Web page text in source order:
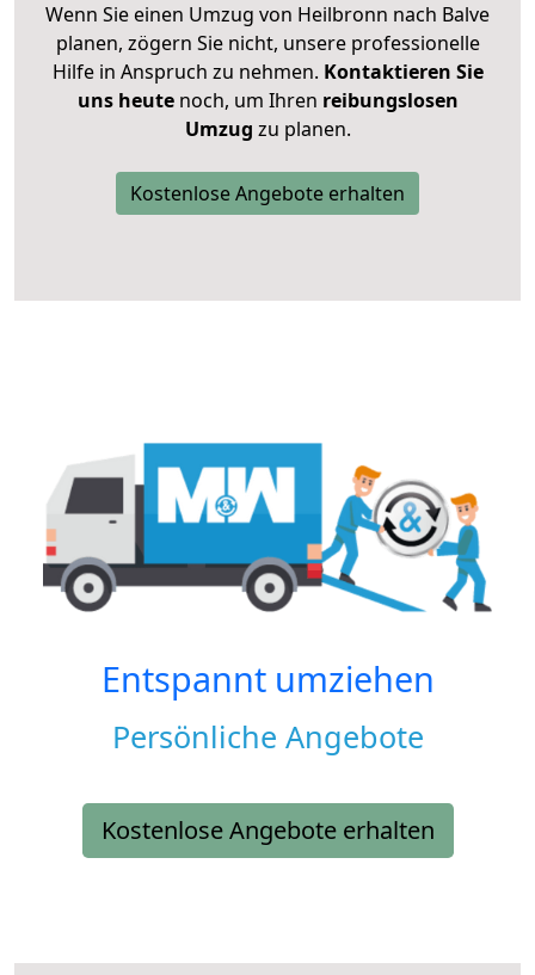
Wenn Sie einen Umzug von Heilbronn nach Balve
planen, zögern Sie nicht, unsere professionelle
Hilfe in Anspruch zu nehmen. Kontaktieren Sie
uns heutenoch, um Ihren reibungslosen
Umzug zu planen.
Kostenlose Angebote erhalten
Entspannt umziehen
Persönliche Angebote
Kostenlose Angebote erhalten